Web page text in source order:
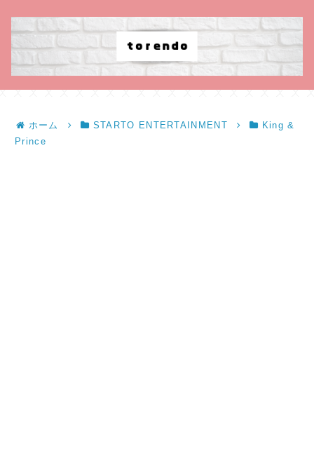
ホーム STARTO ENTERTAINMENT
King &
Prince